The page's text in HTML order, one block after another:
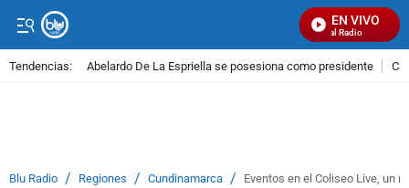
EN VIVO
Señal Visual Radio
Tendencias: Abelardo De La Espriella se posesiona como presidente
Blu Radio / Regiones / Cundinamarca / Eventos en el Coliseo Live, un